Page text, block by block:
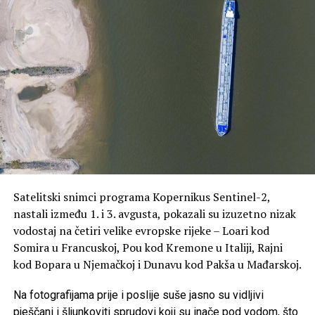
Izvještaji često sadržali podatke o
problemima u radu
Godišnji izvještaji Kancelarije za testiranje često su
sadržali podatke o problemima u radu, pouzdanosti i
održavanju velikih vojnih programa, uključujući i
kontroverzni program borbenog aviona F-35 vrijedan
oko 1,6 biliona dolara.
Zajedno sa procjenama Kancelarije za odgovornost
javnih informacija o stanju američke vojne opreme.
Odluka Pentagona izazvala je kritike pojedinih članova
Kongresa i organizacija za nadzor rada vlade.
izvještaja o problemima u vojnim sistemima moglo da
Satelitski snimci programa Kopernikus Sentinel-2,
nastali između 1. i 3. avgusta, pokazali su izuzetno nizak
vodostaj na četiri velike evropske rijeke – Loari kod
Somira u Francuskoj, Pou kod Kremone u Italiji, Rajni
kod Bopara u Njemačkoj i Dunavu kod Pakša u Mađarskoj.
Na fotografijama prije i poslije suše jasno su vidljivi
pješčani i šljunkoviti sprudovi koji su inače pod vodom, što